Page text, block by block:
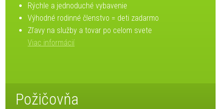
Rýchle a jednoduché vybavenie
Výhodné rodinné členstvo = deti zadarmo
Zľavy na služby a tovar po celom svete
Viac informácií
Požičovňa